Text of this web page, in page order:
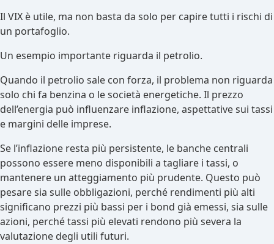
Il VIX è utile, ma non basta da solo per capire tutti i rischi di
un portafoglio.
Un esempio importante riguarda il petrolio.
Quando il petrolio sale con forza, il problema non riguarda
solo chi fa benzina o le società energetiche. Il prezzo
dell’energia può influenzare inflazione, aspettative sui tassi
e margini delle imprese.
Se l’inflazione resta più persistente, le banche centrali
possono essere meno disponibili a tagliare i tassi, o
mantenere un atteggiamento più prudente. Questo può
pesare sia sulle obbligazioni, perché rendimenti più alti
significano prezzi più bassi per i bond già emessi, sia sulle
azioni, perché tassi più elevati rendono più severa la
valutazione degli utili futuri.